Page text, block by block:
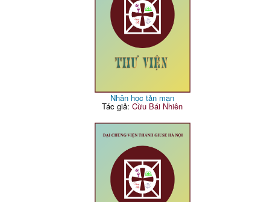
Nhân học tản mạn
Tác giả:Cừu Bái Nhiên